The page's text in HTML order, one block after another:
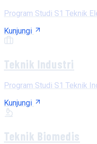
Program Studi S1 Teknik
Kunjungi
Teknik Industri
Program Studi S1 Teknik
Kunjungi
Teknik Biomedis